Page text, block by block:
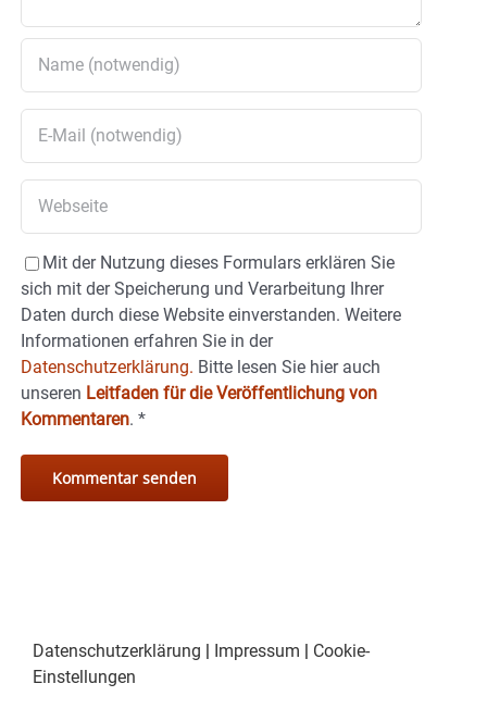
Mit der Nutzung dieses Formulars erklären Sie
sich mit der Speicherung und Verarbeitung Ihrer
Daten durch diese Website einverstanden. Weitere
Informationen erfahren Sie in der
Datenschutzerklärung. Bitte lesen Sie hier auch
unseren Leitfaden für die Veröffentlichung von
Kommentaren. *
Datenschutzerklärung | Impressum | Cookie-
Einstellungen